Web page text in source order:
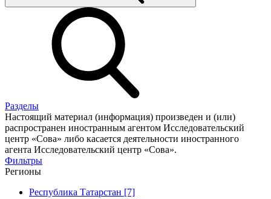
Разделы
Настоящий материал (информация) произведен и (или)
распространен иностранным агентом Исследовательский
центр «Сова» либо касается деятельности иностранного
агента Исследовательский центр «Сова».
Фильтры
Регионы
Республика Татарстан [7]